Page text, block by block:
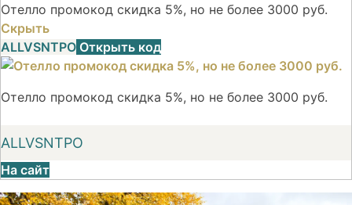
Отелло промокод скидка 5%, но не более 3000 руб.
Скрыть
ALLVSNTPO Открыть код
Отелло промокод скидка 5%, но не более 3000 руб.
ALLVSNTPO
На сайт